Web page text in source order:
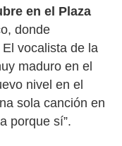
en el Plaza
donde
vocalista de la
maduro en el
nivel en el
sola canción en
porque sí”.